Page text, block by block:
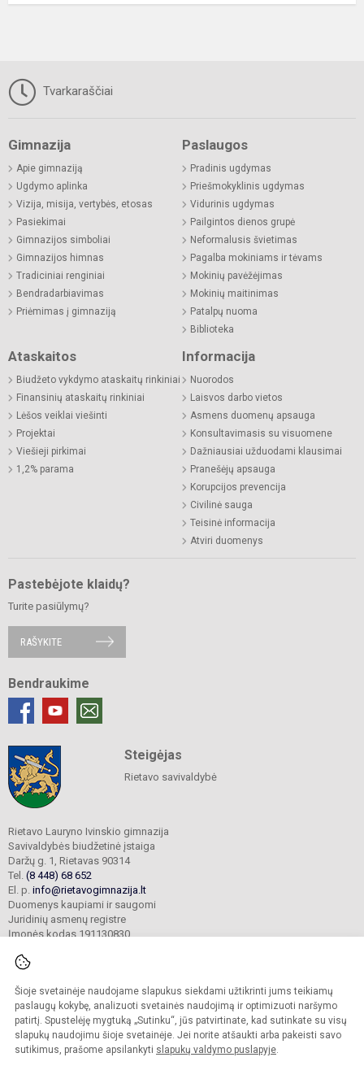
Šioje svetainėje naudojame slapukus siekdami užtikrinti jums teikiamų
paslaugų kokybę, analizuoti svetainės naudojimą ir optimizuoti naršymo
patirtį. Spustelėję mygtuką „Sutinku“, jūs patvirtinate, kad sutinkate su visų
slapukų naudojimu šioje svetainėje. Jei norite atšaukti arba pakeisti savo
sutikimus, prašome apsilankyti slapukų valdymo puslapyje.
Tvarkaraščiai
Gimnazija
Apie gimnaziją
Ugdymo aplinka
Vizija, misija, vertybės, etosas
Pasiekimai
Gimnazijos simboliai
Gimnazijos himnas
Tradiciniai renginiai
Bendradarbiavimas
Priėmimas į gimnaziją
Paslaugos
Pradinis ugdymas
Priešmokyklinis ugdymas
Vidurinis ugdymas
Pailgintos dienos grupė
Neformalusis švietimas
Pagalba mokiniams ir tėvams
Mokinių pavėžėjimas
Mokinių maitinimas
Patalpų nuoma
Biblioteka
Ataskaitos
Biudžeto vykdymo ataskaitų rinkiniai
Finansinių ataskaitų rinkiniai
Lėšos veiklai viešinti
Projektai
Viešieji pirkimai
1,2% parama
Informacija
Nuorodos
Laisvos darbo vietos
Asmens duomenų apsauga
Konsultavimasis su visuomene
Dažniausiai užduodami klausimai
Pranešėjų apsauga
Korupcijos prevencija
Civilinė sauga
Teisinė informacija
Atviri duomenys
Pastebėjote klaidų?
Turite pasiūlymų?
RAŠYKITE
Bendraukime
Steigėjas
Rietavo savivaldybė
Rietavo Lauryno Ivinskio gimnazija
Savivaldybės biudžetinė įstaiga
Daržų g. 1, Rietavas 90314
Tel. (8 448) 68 652
El. p. info@rietavogimnazija.lt
Duomenys kaupiami ir saugomi
Juridinių asmenų registre
Įmonės kodas 191130830
© 2022. Rietavo Lauryno Ivinskio gimnazija. Visos teisės saugomos.
Kopijuoti turinį be raštiško gimnazijos sutikimo griežtai draudžiama.
Prieinamumo paraiška Slapukų valdymas
Sumanus būdas atnaujinti